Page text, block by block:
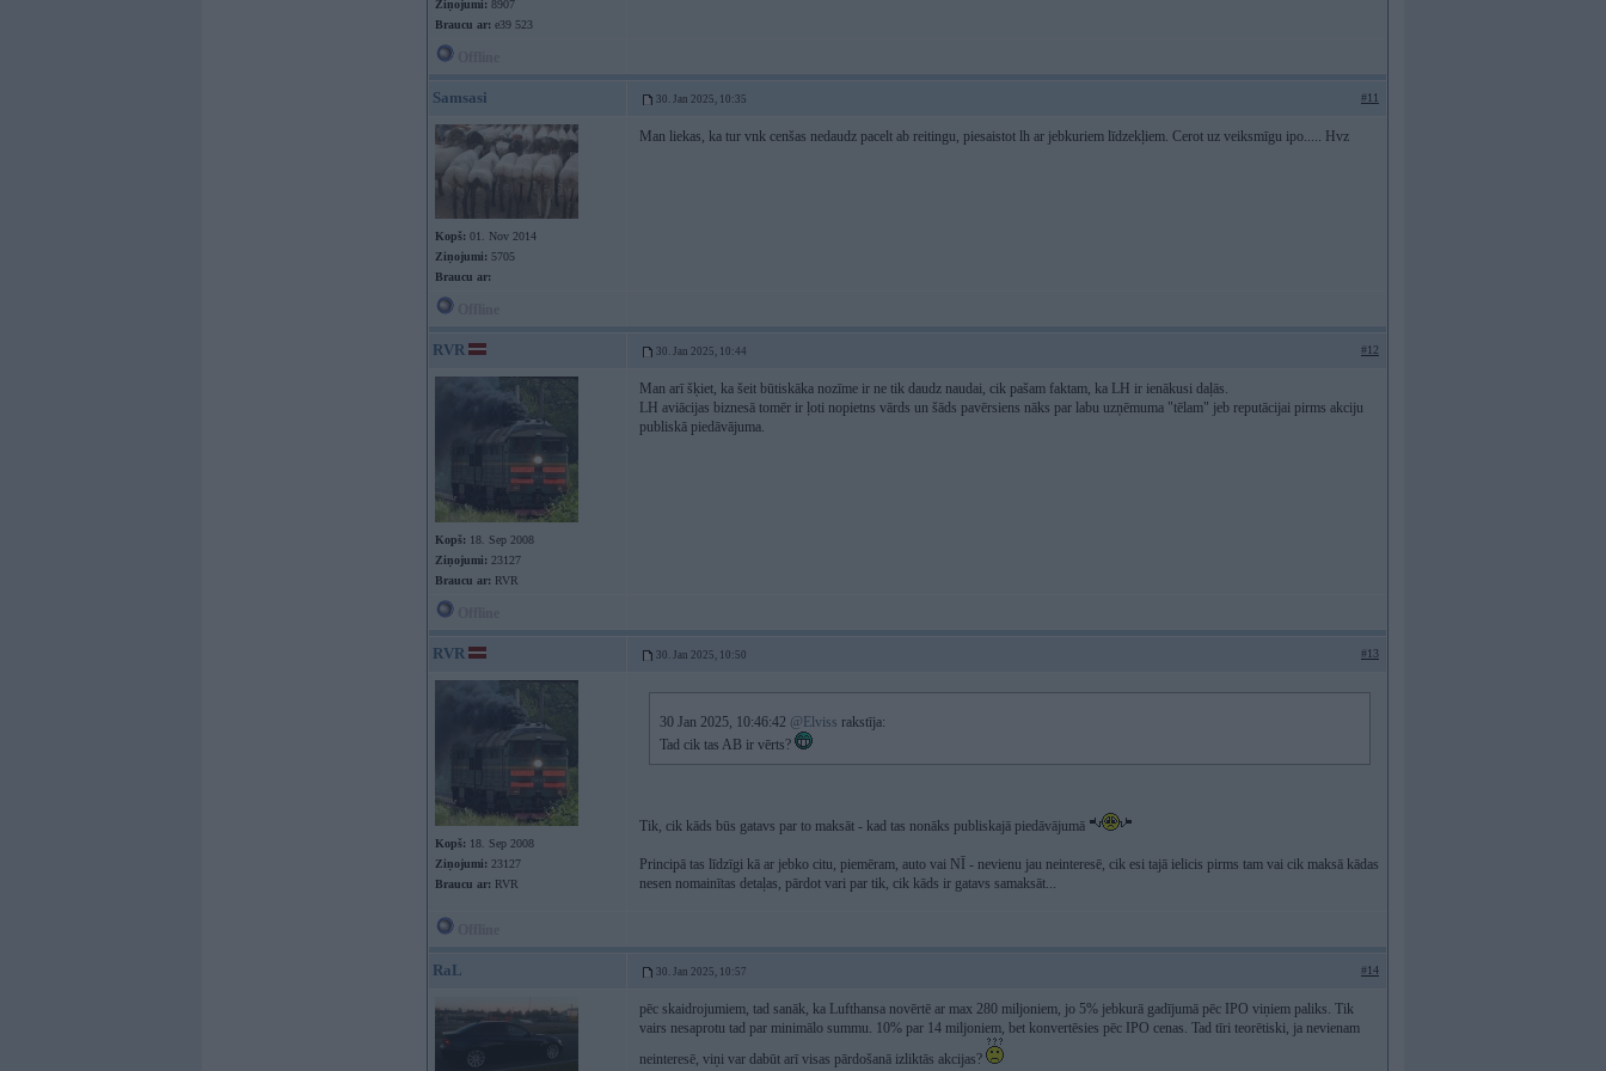
Ziņojumi: 8907
Braucu ar: e39 523
Samsasi 30. Jan 2025, 10:35 #11
Kopš: 01. Nov 2014
Ziņojumi: 5705
Braucu ar:
Man liekas, ka tur vnk cenšas nedaudz pacelt ab reitingu, piesaistot lh ar jebkuriem līdzekļiem. Cerot uz veiksmīgu ipo..... Hvz
RVR 30. Jan 2025, 10:44 #12
Kopš: 18. Sep 2008
Ziņojumi: 23127
Braucu ar: RVR
Man arī šķiet, ka šeit būtiskāka nozīme ir ne tik daudz naudai, cik pašam faktam, ka LH ir ienākusi daļās.
LH aviācijas biznesā tomēr ir ļoti nopietns vārds un šāds pavērsiens nāks par labu uzņēmuma "tēlam" jeb reputācijai pirms akciju
publiskā piedāvājuma.
RVR 30. Jan 2025, 10:50 #13
Kopš: 18. Sep 2008
Ziņojumi: 23127
Braucu ar: RVR
30 Jan 2025, 10:46:42 @Elviss rakstīja:
Tad cik tas AB ir vērts?
Tik, cik kāds būs gatavs par to maksāt - kad tas nonāks publiskajā piedāvājumā
Principā tas līdzīgi kā ar jebko citu, piemēram, auto vai NĪ - nevienu jau neinteresē, cik esi tajā ielicis pirms tam vai cik maksā kādas
nesen nomainītas detaļas, pārdot vari par tik, cik kāds ir gatavs samaksāt...
RaL 30. Jan 2025, 10:57 #14
pēc skaidrojumiem, tad sanāk, ka Lufthansa novērtē ar max 280 miljoniem, jo 5% jebkurā gadījumā pēc IPO viņiem paliks. Tik
vairs nesaprotu tad par minimālo summu. 10% par 14 miljoniem, bet konvertēsies pēc IPO cenas. Tad tīri teorētiski, ja nevienam
neinteresē, viņi var dabūt arī visas pārdošanā izliktās akcijas?